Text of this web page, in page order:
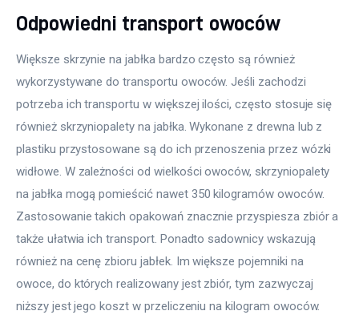
Odpowiedni transport owoców
Większe skrzynie na jabłka bardzo często są również
wykorzystywane do transportu owoców. Jeśli zachodzi
potrzeba ich transportu w większej ilości, często stosuje się
również skrzyniopalety na jabłka. Wykonane z drewna lub z
plastiku przystosowane są do ich przenoszenia przez wózki
widłowe. W zależności od wielkości owoców, skrzyniopalety
na jabłka mogą pomieścić nawet 350 kilogramów owoców.
Zastosowanie takich opakowań znacznie przyspiesza zbiór a
także ułatwia ich transport. Ponadto sadownicy wskazują
również na cenę zbioru jabłek. Im większe pojemniki na
owoce, do których realizowany jest zbiór, tym zazwyczaj
niższy jest jego koszt w przeliczeniu na kilogram owoców.